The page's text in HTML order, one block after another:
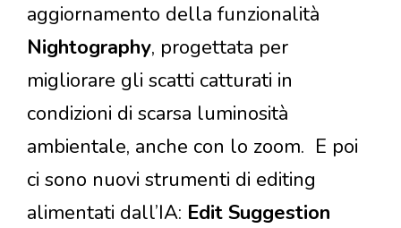
aggiornamento della funzionalità
Nightography, progettata per
migliorare gli scatti catturati in
condizioni di scarsa luminosità
ambientale, anche con lo zoom. E poi
ci sono nuovi strumenti di editing
alimentati dall’IA: Edit Suggestion